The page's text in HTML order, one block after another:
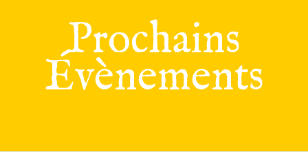
Prochains
Évènements